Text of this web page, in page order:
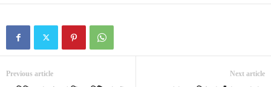
Previous article Next article